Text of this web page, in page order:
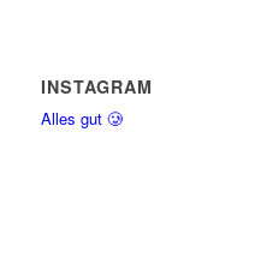
INSTAGRAM
Alles gut 🥲